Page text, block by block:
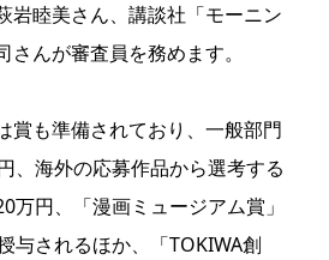
岩睦美さん、講談社「モーニン
んが審査員を務めます。
賞も準備されており、一般部門
、海外の応募作品から選考する
万円、「漫画ミュージアム賞」
与されるほか、「TOKIWA創